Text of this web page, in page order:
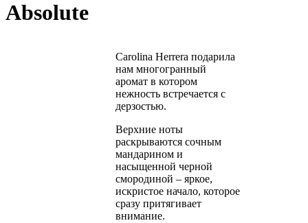
Absolute
Carolina Herrera подарила
нам многогранный
аромат в котором
нежность встречается с
дерзостью.
Верхние ноты
раскрываются сочным
мандарином и
насыщенной черной
смородиной – яркое,
искристое начало, которое
сразу притягивает
внимание.